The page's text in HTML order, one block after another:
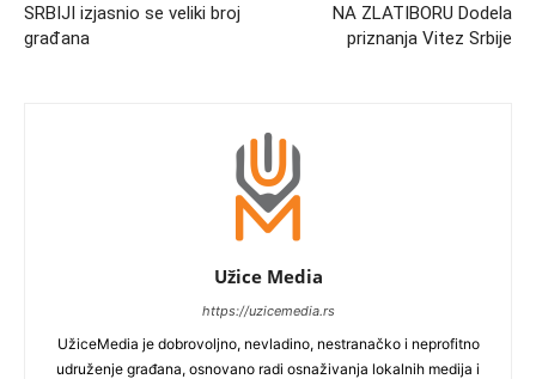
SRBIJI izjasnio se veliki broj
građana
NA ZLATIBORU Dodela
priznanja Vitez Srbije
Užice Media
https://uzicemedia.rs
UžiceMedia je dobrovoljno, nevladino, nestranačko i neprofitno
udruženje građana, osnovano radi osnaživanja lokalnih medija i